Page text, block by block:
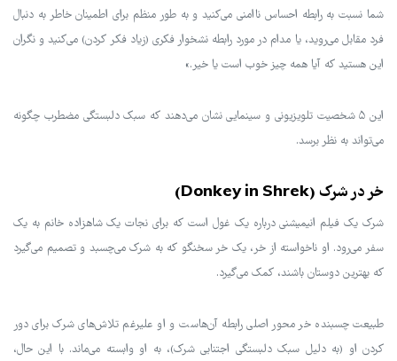
شما نسبت به رابطه احساس ناامنی می‌کنید و به طور منظم برای اطمینان خاطر به دنبال
فرد مقابل می‌روید، یا مدام در مورد رابطه نشخوار فکری (زیاد فکر کردن) می‌کنید و نگران
این هستید که آیا همه چیز خوب است یا خیر.»
این ۵ شخصیت تلویزیونی و سینمایی نشان می‌دهند که سبک دلبستگی مضطرب چگونه
می‌تواند به نظر برسد.
خر در شرک (Donkey in Shrek)
شرک یک فیلم انیمیشنی درباره یک غول است که برای نجات یک شاهزاده خانم به یک
سفر می‌رود. او ناخواسته از خر، یک خر سخنگو که به شرک می‌چسبد و تصمیم می‌گیرد
که بهترین دوستان باشند، کمک می‌گیرد.
طبیعت چسبنده خر محور اصلی رابطه آن‌هاست و او علیرغم تلاش‌های شرک برای دور
کردن او (به دلیل سبک دلبستگی اجتنابی شرک)، به او وابسته می‌ماند. با این حال،